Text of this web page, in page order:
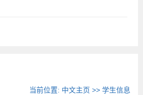
当前位置: 中文主页 >>学生信息